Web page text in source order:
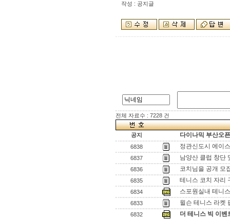
작성 : 공지글
전체 자료수 : 7228 건
공지 다이나믹 부산오
6838 정관신도시 에이
6837 남양산 클럽 창단
6836 코치님을 공개 모
6835 테니스 코치 자리
6834 스포원실내 테니
6833 윌슨 테니스 라켓
6832 더 테니스 빅 이